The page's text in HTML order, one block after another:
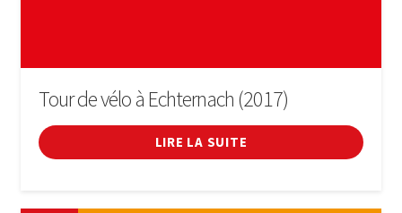
Tour de vélo à Echternach (2017)
LIRE LA SUITE